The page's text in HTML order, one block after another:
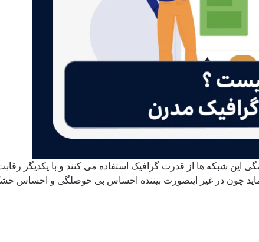
شبکه ها از قدرت گرافیک استفاده می کنند و با یکدیگر رقابت
نماید چون در غیر اینصورت بیننده احساس بی حوصلگی و